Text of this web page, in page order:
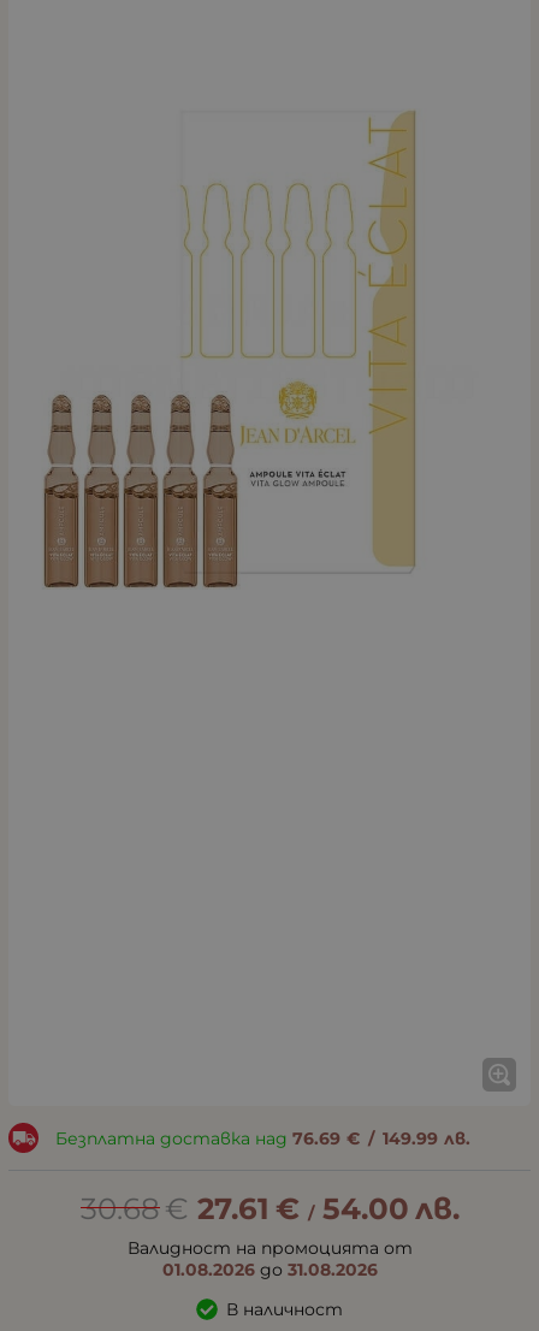
Безплатна доставка над 76.69 € / 149.99 лв.
30.68€ 27.61 € / 54.00 лв.
Валидност на промоцията от
01.08.2026 до 31.08.2026
В наличност